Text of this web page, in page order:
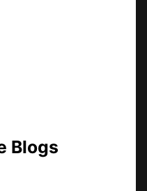
Blogs